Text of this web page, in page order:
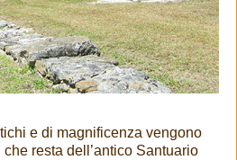
e di magnificenza vengono
resta dell’antico Santuario